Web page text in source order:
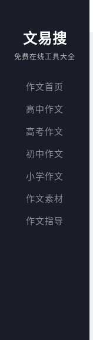
文易搜
免费在线工具大全
作文首页
高中作文
高考作文
初中作文
小学作文
作文素材
作文指导